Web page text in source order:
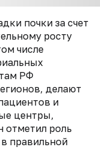
почки за счет
росту
числе
РФ
делают
и
центры,
отметил роль
правильной